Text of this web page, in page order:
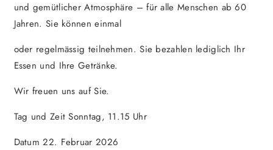
und gemütlicher Atmosphäre – für alle Menschen ab 60
Jahren. Sie können einmal
oder regelmässig teilnehmen. Sie bezahlen lediglich Ihr
Essen und Ihre Getränke.
Wir freuen uns auf Sie.
Tag und Zeit Sonntag, 11.15 Uhr
Datum 22. Februar 2026